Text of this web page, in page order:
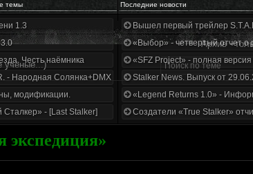
темы Последние новости
| Разбор трейлера
1.3
Честь наёмника
- Народная Солянка+DMX 1.3.5.ООП.МА.К.
модификации.
- [Last Stalker]
Вышел первый трейлер
«Выбор» - четвертый отчет о
«SFZ Project» - полная версия
Stalker News. Выпуск от
«Legend Returns 1.0» -
Создатели «True Stalker»
Архив -
учёные...)
экспедиция»